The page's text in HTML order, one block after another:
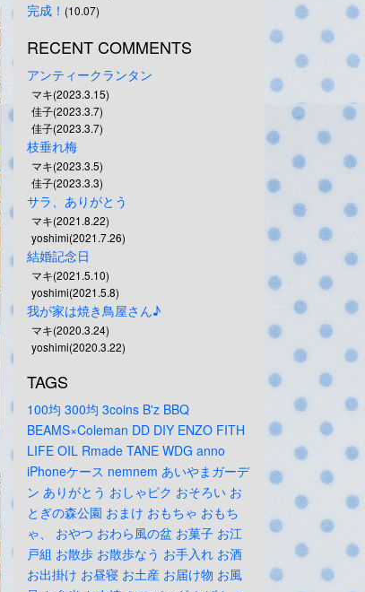
完成！ (10.07)
RECENT COMMENTS
アンティークランタン
マキ(2023.3.15)
佳子(2023.3.7)
佳子(2023.3.7)
枝垂れ梅
マキ(2023.3.5)
佳子(2023.3.3)
サラ、ありがとう
マキ(2021.8.22)
yoshimi(2021.7.26)
結婚記念日
マキ(2021.5.10)
yoshimi(2021.5.8)
我が家は焼き鳥屋さん♪
マキ(2020.3.24)
yoshimi(2020.3.22)
TAGS
100均 300均 3coins B'z BBQ
BEAMS×Coleman DD DIY ENZO FITH
LIFE OIL Rmade TANE WDG anno
iPhoneケース nemnem あいやまガーデ
ン ありがとう おしゃピク おそろい お
とぎの森公園 おまけ おもちゃ おもち
ゃ、
おやつ おわら風の盆 お菓子 お江
戸組 お散歩 お散歩なう お手入れ お酒
お出掛け お昼寝 お土産 お届け物 お風